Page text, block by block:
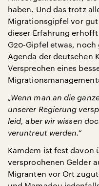
haben. Und das trotz
Migrationsgipfel vor
dieser Erfahrung
G20-Gipfel etwas,
Agenda der deutschen
Versprechen eines
„Wenn man an die
unserer Regierung
leid, aber wir wissen
veruntreut werden.“
Kamdem ist fest davon
versprochenen Gelder
Migranten vor Ort